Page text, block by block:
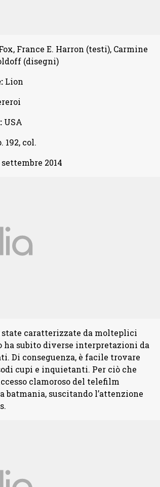
France E. Harron (testi), Carmine
(disegni)
Lion
USA
192, col.
2014
state caratterizzate da molteplici
ha subito diverse interpretazioni da
Di conseguenza, è facile trovare
cupi e inquietanti. Per ciò che
clamoroso del telefilm
suscitando l’attenzione